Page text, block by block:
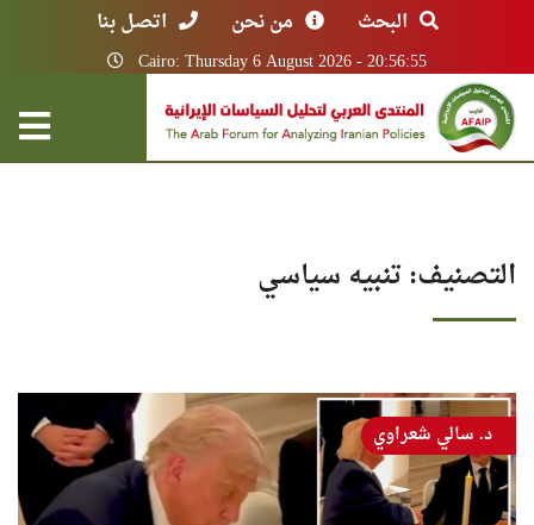
البحث من نحن اتصل بنا
Cairo: Thursday 6 August 2026 - 20:56:55
التصنيف:تنبيه سياسي
د. سالي شعراوي